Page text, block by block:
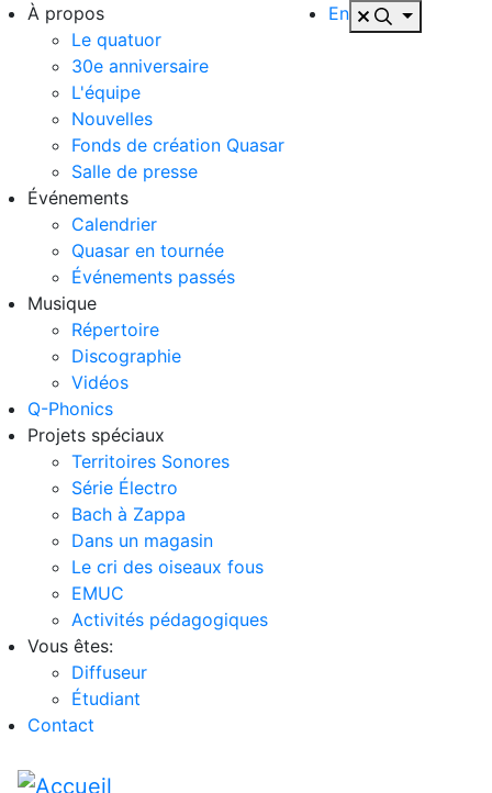
À propos
Le quatuor
30e anniversaire
L'équipe
Nouvelles
Fonds de création Quasar
Salle de presse
Événements
Calendrier
Quasar en tournée
Événements passés
Musique
Répertoire
Discographie
Vidéos
Q-Phonics
Projets spéciaux
Territoires Sonores
Série Électro
Bach à Zappa
Dans un magasin
Le cri des oiseaux fous
EMUC
Activités pédagogiques
Vous êtes:
Diffuseur
Étudiant
Contact
En